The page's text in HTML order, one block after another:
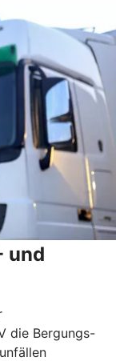
und
die Bergungs-